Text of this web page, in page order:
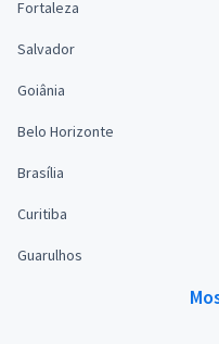
Fortaleza
Salvador
Goiânia
Belo Horizonte
Brasília
Curitiba
Guarulhos